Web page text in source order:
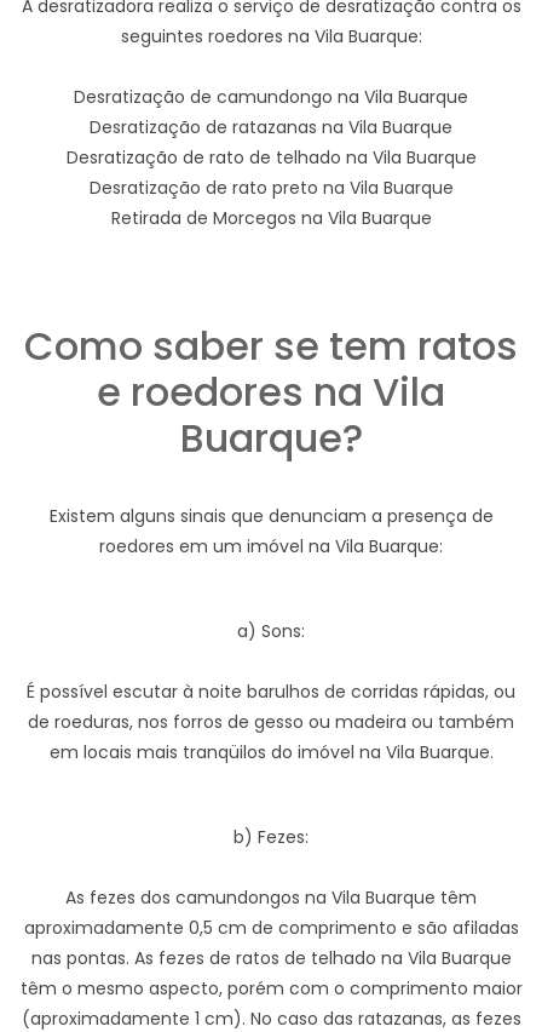
A desratizadora realiza o serviço de desratização contra os
seguintes roedores na Vila Buarque:
Desratização de camundongo na Vila Buarque
Desratização de ratazanas na Vila Buarque
Desratização de rato de telhado na Vila Buarque
Desratização de rato preto na Vila Buarque
Retirada de Morcegos na Vila Buarque
Como saber se tem ratos
e roedores na Vila
Buarque?
Existem alguns sinais que denunciam a presença de
roedores em um imóvel na Vila Buarque:
a) Sons:
É possível escutar à noite barulhos de corridas rápidas, ou
de roeduras, nos forros de gesso ou madeira ou também
em locais mais tranqüilos do imóvel na Vila Buarque.
b) Fezes:
As fezes dos camundongos na Vila Buarque têm
aproximadamente 0,5 cm de comprimento e são afiladas
nas pontas. As fezes de ratos de telhado na Vila Buarque
têm o mesmo aspecto, porém com o comprimento maior
(aproximadamente 1 cm). No caso das ratazanas, as fezes